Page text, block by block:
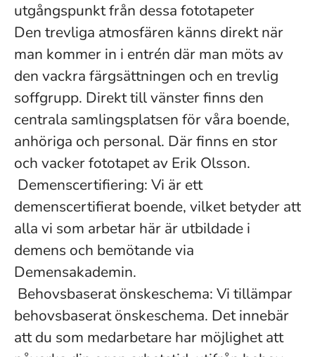
utgångspunkt från dessa fototapeter
Den trevliga atmosfären känns direkt när
man kommer in i entrén där man möts av
den vackra färgsättningen och en trevlig
soffgrupp. Direkt till vänster finns den
centrala samlingsplatsen för våra boende,
anhöriga och personal. Där finns en stor
och vacker fototapet av Erik Olsson.
Demenscertifiering: Vi är ett
demenscertifierat boende, vilket betyder att
alla vi som arbetar här är utbildade i
demens och bemötande via
Demensakademin.
Behovsbaserat önskeschema: Vi tillämpar
behovsbaserat önskeschema. Det innebär
att du som medarbetare har möjlighet att